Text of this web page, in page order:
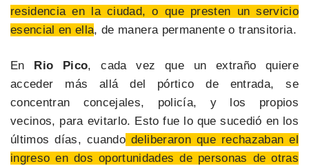
residencia en la ciudad, o que presten un servicio
esencial en ella, de manera permanente o transitoria.
En Rio Pico, cada vez que un extraño quiere
acceder más allá del pórtico de entrada, se
concentran concejales, policía, y los propios
vecinos, para evitarlo. Esto fue lo que sucedió en los
últimos días, cuando deliberaron que rechazaban el
ingreso en dos oportunidades de personas de otras